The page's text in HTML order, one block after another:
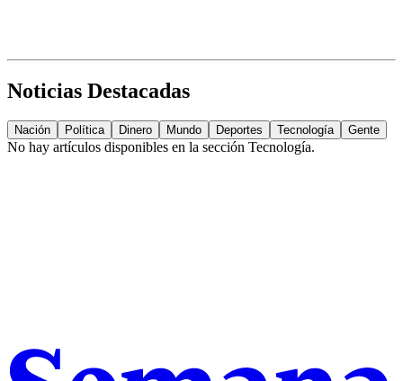
Noticias Destacadas
Nación Política Dinero Mundo Deportes Tecnología Gente
No hay artículos disponibles en la sección Tecnología.